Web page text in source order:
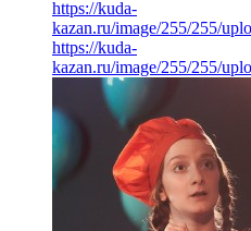
https://kuda-
kazan.ru/image/255/255/
https://kuda-
kazan.ru/image/255/255/